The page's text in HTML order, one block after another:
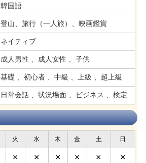
韓国語
登山、旅行（一人旅）、映画鑑賞
ネイティブ
成人男性 、成人女性 、子供
基礎 、初心者 、中級 、上級 、超上級
日常会話 、状況場面 、ビジネス 、検定
火 水 木 金 土 日
× × × × × ×